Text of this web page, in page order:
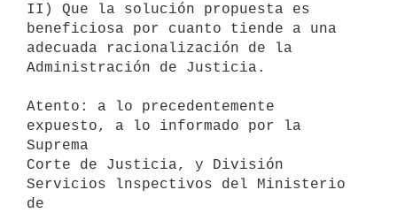
II) Que la solución propuesta es
beneficiosa por cuanto tiende a una
adecuada racionalización de la
Administración de Justicia.
Atento: a lo precedentemente
expuesto, a lo informado por la
Suprema
Corte de Justicia, y División
Servicios lnspectivos del Ministerio
de